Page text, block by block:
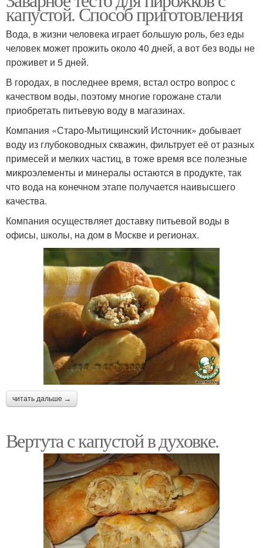
капустой. Способ приготовления
Вода, в жизни человека играет большую роль, без еды
человек может прожить около 40 дней, а вот без воды не
проживет и 5 дней.
В городах, в последнее время, встал остро вопрос с
качеством воды, поэтому многие горожане стали
приобретать питьевую воду в магазинах.
Компания «Старо-Мытищинский Источник» добывает
воду из глубоководных скважин, фильтрует её от разных
примесей и мелких частиц, в тоже время все полезные
микроэлементы и минералы остаются в продукте, так
что вода на конечном этапе получается наивысшего
качества.
Компания осуществляет доставку питьевой воды в
офисы, школы, на дом в Москве и регионах.
читать дальше →
Вертута с капустой в духовке.